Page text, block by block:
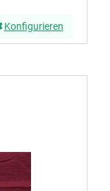
Konfigurieren